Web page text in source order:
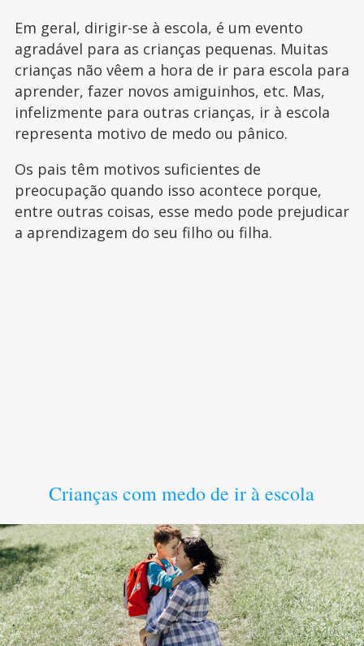
Em geral, dirigir-se à escola, é um evento
agradável para as crianças pequenas. Muitas
crianças não vêem a hora de ir para escola para
aprender, fazer novos amiguinhos, etc. Mas,
infelizmente para outras crianças, ir à escola
representa motivo de medo ou pânico.
Os pais têm motivos suficientes de
preocupação quando isso acontece porque,
entre outras coisas, esse medo pode prejudicar
a aprendizagem do seu filho ou filha.
Crianças com medo de ir à escola